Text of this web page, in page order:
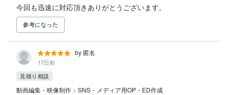
今回も迅速に対応頂きありがとうございます。
参考になった
by 匿名
17日前
見積り相談
動画編集・映像制作 > SNS・メディア用OP・ED作成